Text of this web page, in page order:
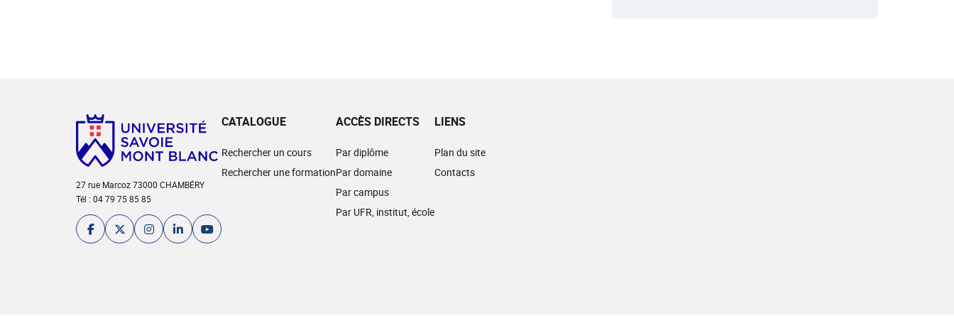
27 rue Marcoz 73000 CHAMBÉRY
Tél : 04 79 75 85 85
CATALOGUE
Rechercher un cours
Rechercher une formation
ACCÈS DIRECTS
Par diplôme
Par domaine
Par campus
Par UFR, institut, école
LIENS
Plan du site
Contacts